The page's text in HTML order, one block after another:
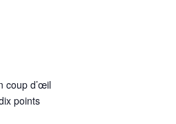
coup d’œil
points